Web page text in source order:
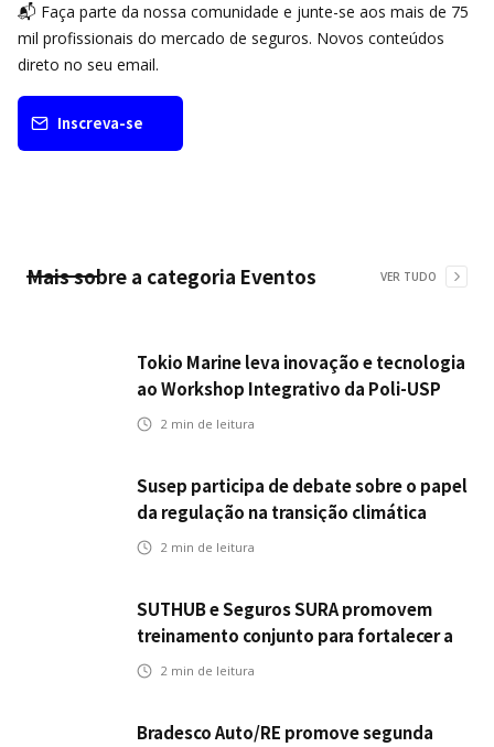
📬 Faça parte da nossa comunidade e junte-se aos mais de 75
mil profissionais do mercado de seguros. Novos conteúdos
direto no seu email.
Inscreva-se
Mais sobre a categoria Eventos VER TUDO
Tokio Marine leva inovação e tecnologia
ao Workshop Integrativo da Poli-USP
2 min de leitura
Susep participa de debate sobre o papel
da regulação na transição climática
2 min de leitura
SUTHUB e Seguros SURA promovem
treinamento conjunto para fortalecer a
operação comercial do Seguro
2 min de leitura
Bradesco Auto/RE promove segunda